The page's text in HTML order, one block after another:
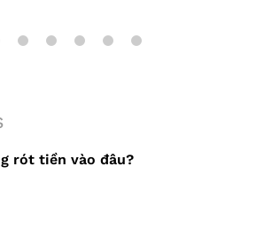
rót tiền vào đâu?